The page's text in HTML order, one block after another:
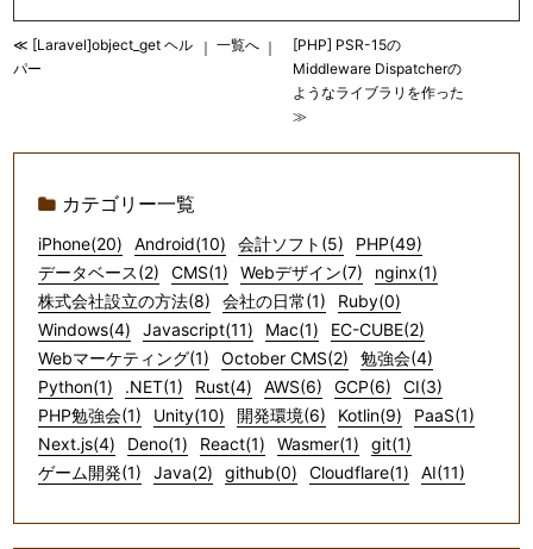
≪ [Laravel]object_get ヘル
パー
｜一覧へ ｜
[PHP] PSR-15の
Middleware Dispatcherの
ようなライブラリを作った
≫
カテゴリー一覧
iPhone(20) Android(10) 会計ソフト(5)
PHP(49)
データベース(2)
CMS(1) Webデザイン(7)
nginx(1)
株式会社設立の方法(8)
会社の日常(1)
Ruby(0)
Windows(4)
Javascript(11) Mac(1)
EC-CUBE(2)
Webマーケティング(1)
October CMS(2)
勉強会(4)
Python(1)
.NET(1) Rust(4) AWS(6) GCP(6)
CI(3)
PHP勉強会(1)
Unity(10) 開発環境(6) Kotlin(9)
PaaS(1)
Next.js(4)
Deno(1) React(1) Wasmer(1)
git(1)
ゲーム開発(1)
Java(2) github(0) Cloudflare(1) AI(11)